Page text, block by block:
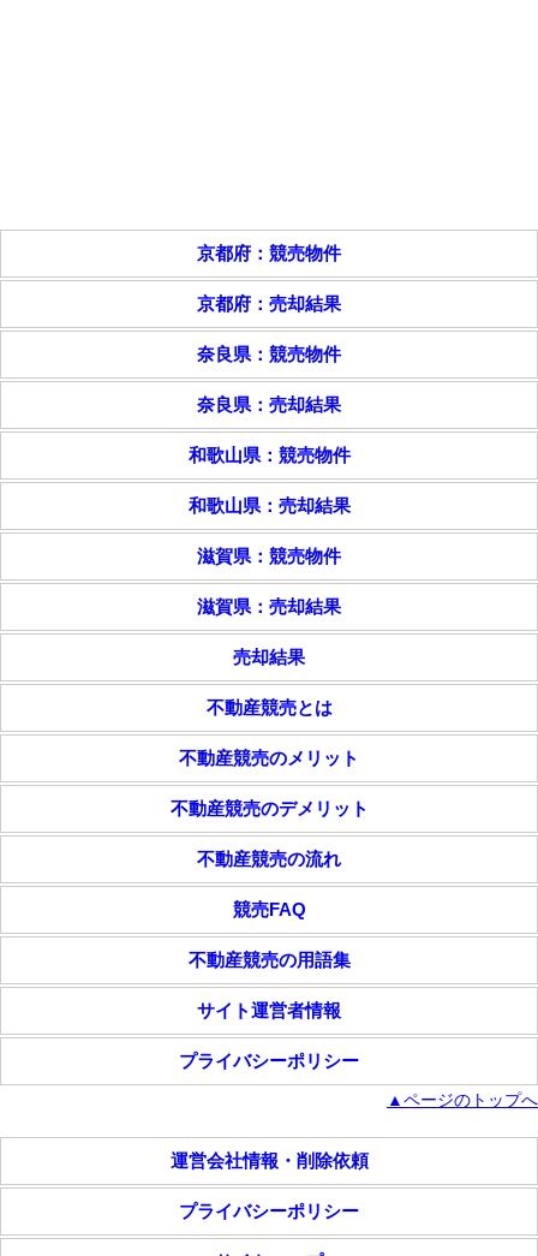
京都府：競売物件
京都府：売却結果
奈良県：競売物件
奈良県：売却結果
和歌山県：競売物件
和歌山県：売却結果
滋賀県：競売物件
滋賀県：売却結果
売却結果
不動産競売とは
不動産競売のメリット
不動産競売のデメリット
不動産競売の流れ
競売FAQ
不動産競売の用語集
サイト運営者情報
プライバシーポリシー
▲ページのトップへ
運営会社情報・削除依頼
プライバシーポリシー